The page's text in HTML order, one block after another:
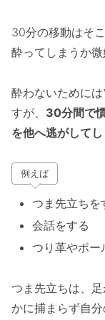
30分の移動はそ
酔ってしまうか微
酔わないために
すが、 30分間で
を他へ逃がして
例えば
つま先立ちを
会話をする
つり革やポー
つま先立ちは、
かに捕まらず自